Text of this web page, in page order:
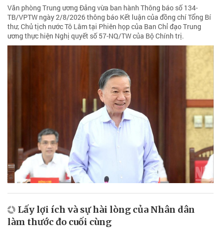
Văn phòng Trung ương Đảng vừa ban hành Thông báo số 134-
TB/VPTW ngày 2/8/2026 thông báo Kết luận của đồng chí Tổng Bí
thư, Chủ tịch nước Tô Lâm tại Phiên họp của Ban Chỉ đạo Trung
ương thực hiện Nghị quyết số 57-NQ/TW của Bộ Chính trị.
Lấy lợi ích và sự hài lòng của Nhân dân
làm thước đo cuối cùng